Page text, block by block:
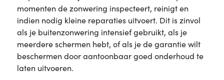
momenten de zonwering inspecteert, reinigt en
indien nodig kleine reparaties uitvoert. Dit is zinvol
als je buitenzonwering intensief gebruikt, als je
meerdere schermen hebt, of als je de garantie wilt
beschermen door aantoonbaar goed onderhoud te
laten uitvoeren.